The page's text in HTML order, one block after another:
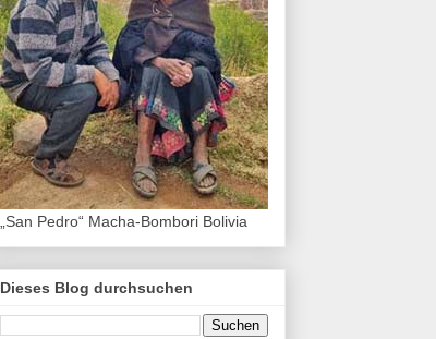
„San Pedro“ Macha-Bombori Bolivia
Dieses Blog durchsuchen